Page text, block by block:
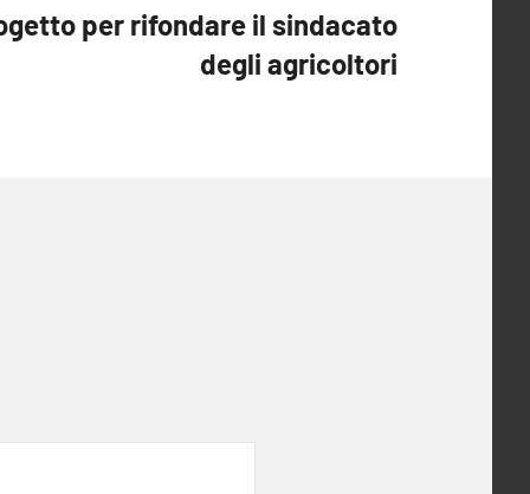
per rifondare il sindacato
degli agricoltori